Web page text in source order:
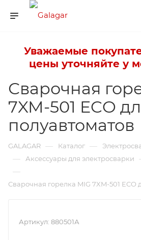
Уважаемые
цены уточняйте у
Сварочная
7XM-501 ECO
полуавтоматов
GALAGAR — Каталог —
— Аксессуары для электросварки
—
Сварочная горелка MIG 7XM-501 ECO
Артикул: 880501А